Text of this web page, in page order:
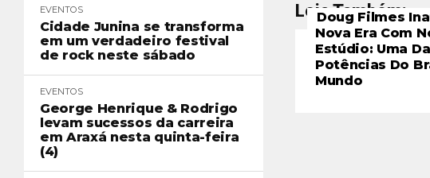
EVENTOS
Cidade Junina se transforma
em um verdadeiro festival
de rock neste sábado
EVENTOS
George Henrique & Rodrigo
levam sucessos da carreira
em Araxá nesta quinta-feira
(4)
Leia Também:
Doug Filmes
Nova Era Com
Estúdio: Uma
Potências Do
Mundo